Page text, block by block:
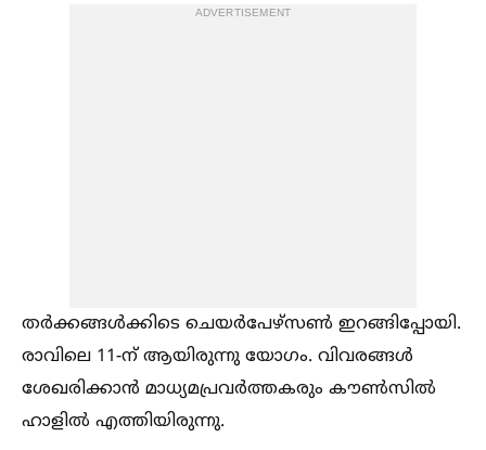
ADVERTISEMENT
തര്‍ക്കങ്ങള്‍ക്കിടെ ചെയര്‍പേഴ്സണ്‍ ഇറങ്ങിപ്പോയി.
രാവിലെ 11-ന് ആയിരുന്നു യോഗം. വിവരങ്ങള്‍
ശേഖരിക്കാന്‍ മാധ്യമപ്രവര്‍ത്തകരും കൗണ്‍സില്‍
ഹാളില്‍ എത്തിയിരുന്നു.